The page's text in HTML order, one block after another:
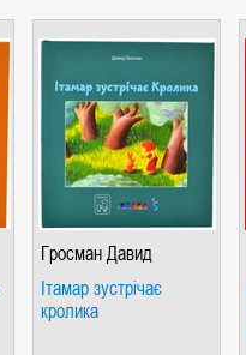
Гросман Давид
Ітамар зустрічає
кролика